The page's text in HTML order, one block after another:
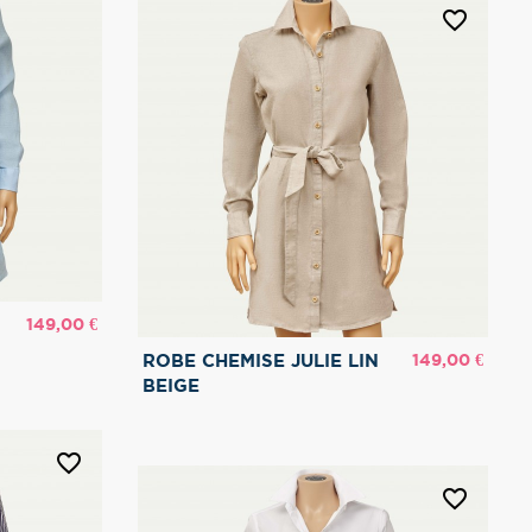
Prix
149,00 €
ROBE CHEMISE JULIE LIN
BEIGE
favorite_border
Prix
149,00 €
favorite_border
favorite_border